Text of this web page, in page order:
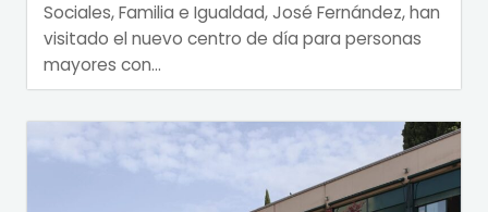
Sociales, Familia e Igualdad, José Fernández, han
visitado el nuevo centro de día para personas
mayores con...